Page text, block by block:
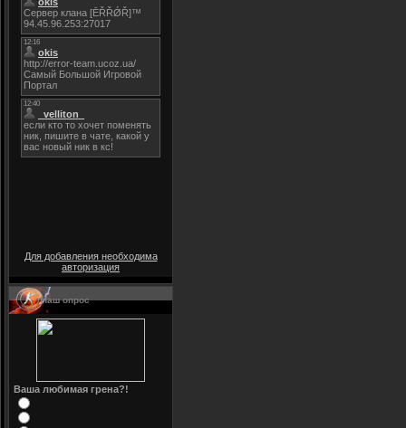
Для добавления необходима
авторизация
Наш опрос
Ваша любимая грена?!